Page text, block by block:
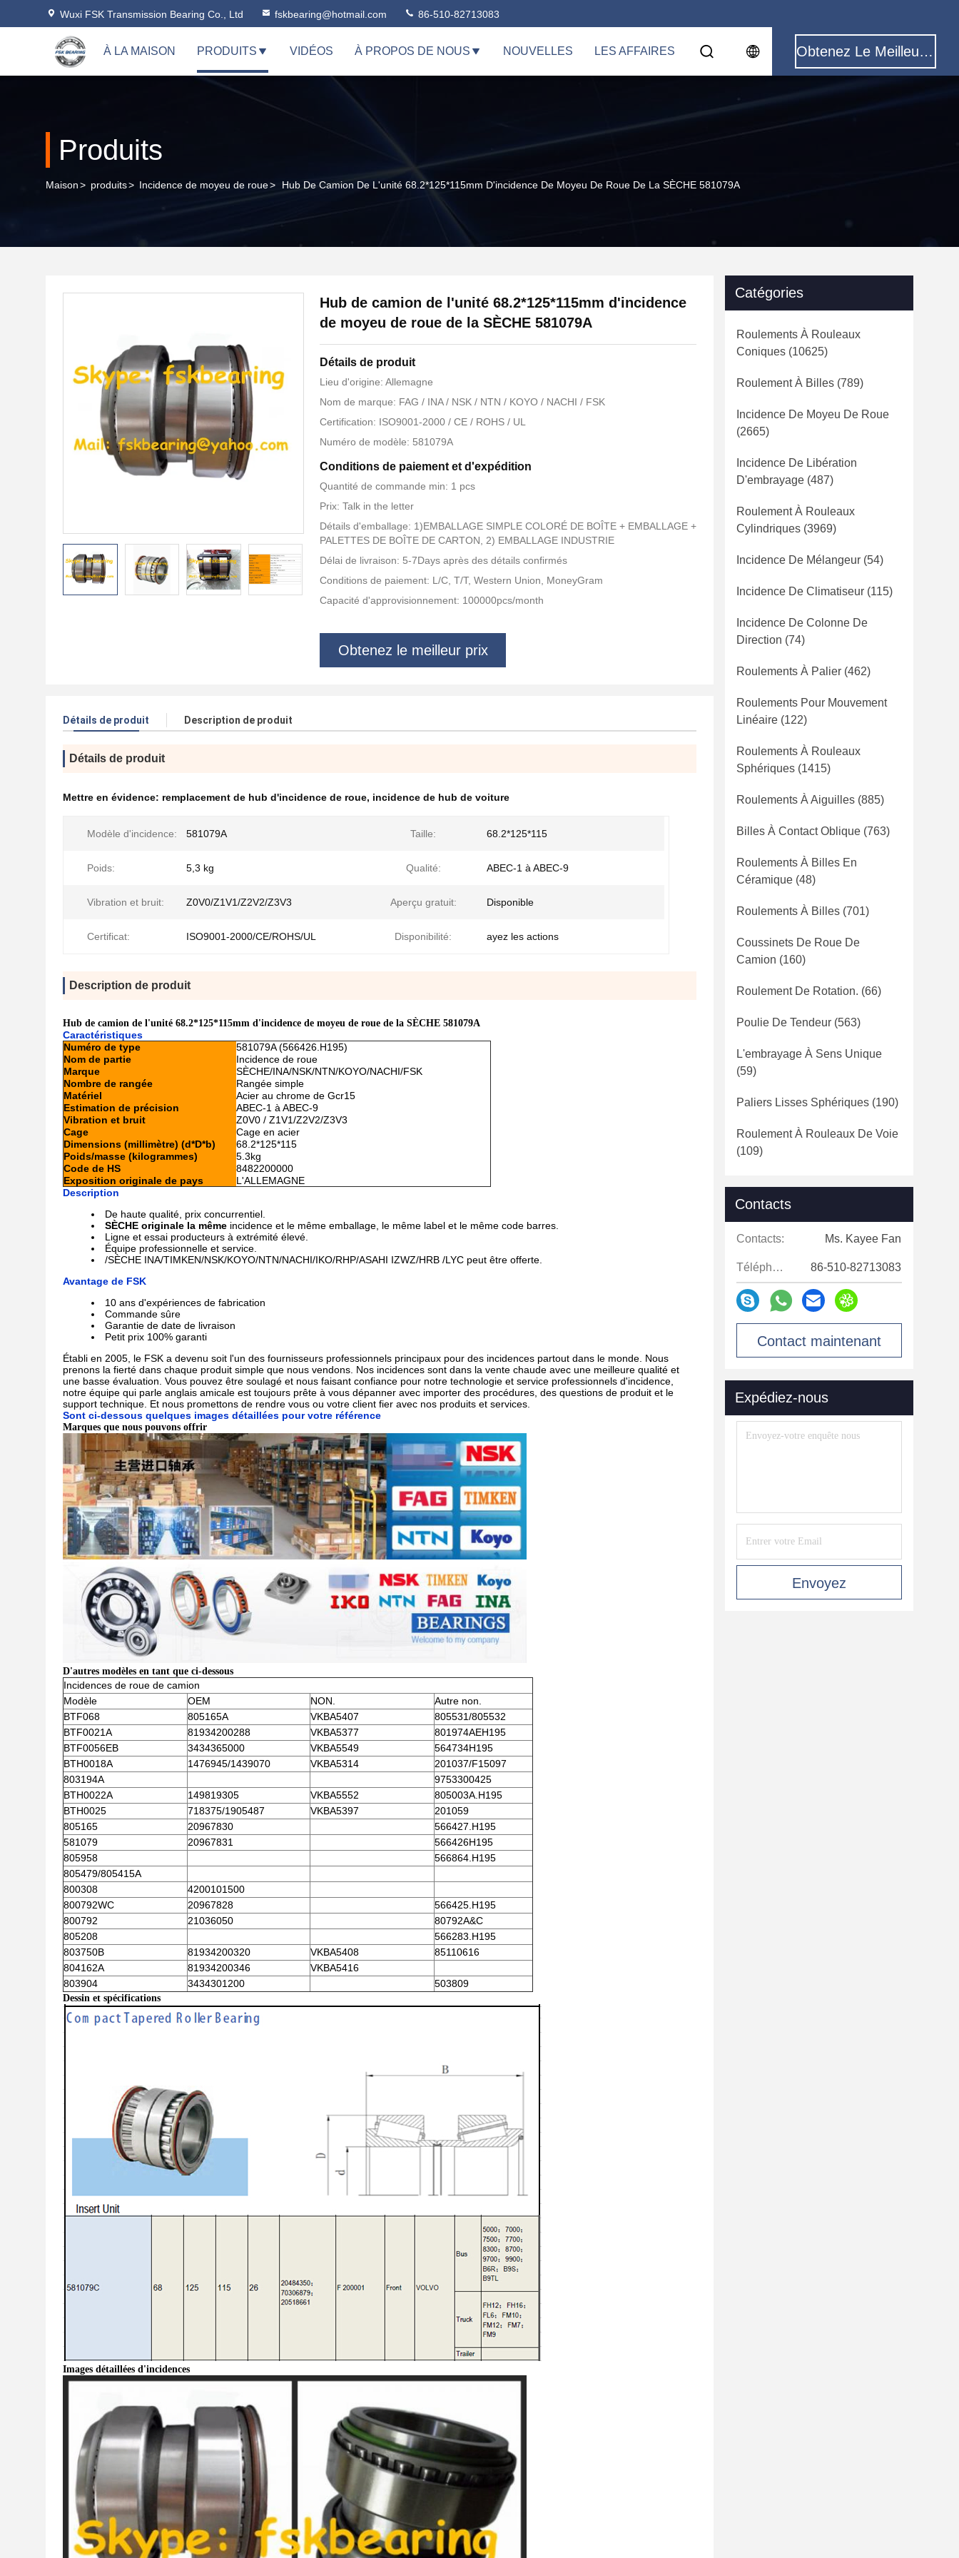
Wuxi FSK Transmission Bearing Co., Ltd fskbearing@hotmail.com 86-510-82713083
À LA MAISON PRODUITS VIDÉOS À PROPOS DE NOUS NOUVELLES LES AFFAIRES Obtenez Le Meilleur Prix
Produits
Maison> produits> Incidence de moyeu de roue> Hub De Camion De L'unité 68.2*125*115mm D'incidence De Moyeu De Roue De La SÈCHE 581079A
Hub de camion de l'unité 68.2*125*115mm d'incidence
de moyeu de roue de la SÈCHE 581079A
Détails de produit
Lieu d'origine: Allemagne
Nom de marque: FAG / INA / NSK / NTN / KOYO / NACHI / FSK
Certification: ISO9001-2000 / CE / ROHS / UL
Numéro de modèle: 581079A
Conditions de paiement et d'expédition
Quantité de commande min: 1 pcs
Prix: Talk in the letter
Détails d'emballage: 1)EMBALLAGE SIMPLE COLORÉ DE BOÎTE + EMBALLAGE +
PALETTES DE BOÎTE DE CARTON, 2) EMBALLAGE INDUSTRIE
Délai de livraison: 5-7Days après des détails confirmés
Conditions de paiement: L/C, T/T, Western Union, MoneyGram
Capacité d'approvisionnement: 100000pcs/month
Obtenez le meilleur prix
Détails de produit Description de produit
Détails de produit
Mettre en évidence: remplacement de hub d'incidence de roue, incidence de hub de voiture
Modèle d'incidence: 581079A Taille: 68.2*125*115
Poids: 5,3 kg Qualité: ABEC-1 à ABEC-9
Vibration et bruit: Z0V0/Z1V1/Z2V2/Z3V3 Aperçu gratuit: Disponible
Certificat: ISO9001-2000/CE/ROHS/UL Disponibilité: ayez les actions
Description de produit
Hub de camion de l'unité 68.2*125*115mm d'incidence de moyeu de roue de la SÈCHE 581079A
Caractéristiques
Numéro de type
581079A (566426.H195)
Nom de partie
Incidence de roue
Marque
SÈCHE/INA/NSK/NTN/KOYO/NACHI/FSK
Nombre de rangée
Rangée simple
Matériel
Acier au chrome de Gcr15
Estimation de précision
ABEC-1 à ABEC-9
Vibration et bruit
Z0V0 / Z1V1/Z2V2/Z3V3
Cage
Cage en acier
Dimensions (millimètre) (d*D*b)
68.2*125*115
Poids/masse (kilogrammes)
5.3kg
Code de HS
8482200000
Exposition originale de pays
L'ALLEMAGNE
Description
De haute qualité, prix concurrentiel.
SÈCHE originale la même incidence et le même emballage, le même label et le même code barres.
Ligne et essai producteurs à extrémité élevé.
Équipe professionnelle et service.
/SÈCHE INA/TIMKEN/NSK/KOYO/NTN/NACHI/IKO/RHP/ASAHI IZWZ/HRB /LYC peut être offerte.
Avantage de FSK
10 ans d'expériences de fabrication
Commande sûre
Garantie de date de livraison
Petit prix 100% garanti
Établi en 2005, le FSK a devenu soit l'un des fournisseurs professionnels principaux pour des incidences partout dans le monde. Nous
prenons la fierté dans chaque produit simple que nous vendons. Nos incidences sont dans la vente chaude avec une meilleure qualité et
une basse évaluation. Vous pouvez être soulagé et nous faisant confiance pour notre technologie et service professionnels d'incidence,
notre équipe qui parle anglais amicale est toujours prête à vous dépanner avec importer des procédures, des questions de produit et le
support technique. Et nous promettons de rendre vous ou votre client fier avec nos produits et services.
Sont ci-dessous quelques images détaillées pour votre référence
Marques que nous pouvons offrir
D'autres modèles en tant que ci-dessous
Incidences de roue de camion
Modèle
OEM NON.
Autre non.
BTF068
805165A VKBA5407
805531/805532
BTF0021A
81934200288 VKBA5377
801974AEH195
BTF0056EB
3434365000 VKBA5549
564734H195
BTH0018A
1476945/1439070 VKBA5314
201037/F15097
803194A
9753300425
BTH0022A
149819305 VKBA5552
805003A.H195
BTH0025
718375/1905487 VKBA5397
201059
805165
20967830
566427.H195
581079
20967831
566426H195
805958
566864.H195
805479/805415A
800308
4200101500
800792WC
20967828
566425.H195
800792
21036050
80792A&C
805208
566283.H195
803750B
81934200320 VKBA5408
85110616
804162A
81934200346
VKBA5416
803904
3434301200 503809
Dessin et spécifications
Images détaillées d'incidences
Catégories
Roulements À Rouleaux
Coniques (10625)
Roulement À Billes (789)
Incidence De Moyeu De Roue
(2665)
Incidence De Libération
D'embrayage (487)
Roulement À Rouleaux
Cylindriques (3969)
Incidence De Mélangeur (54)
Incidence De Climatiseur (115)
Incidence De Colonne De
Direction (74)
Roulements À Palier (462)
Roulements Pour Mouvement
Linéaire (122)
Roulements À Rouleaux
Sphériques (1415)
Roulements À Aiguilles (885)
Billes À Contact Oblique (763)
Roulements À Billes En
Céramique (48)
Roulements À Billes (701)
Coussinets De Roue De
Camion (160)
Roulement De Rotation. (66)
Poulie De Tendeur (563)
L'embrayage À Sens Unique
(59)
Paliers Lisses Sphériques (190)
Roulement À Rouleaux De Voie
(109)
Contacts
Contacts: Ms. Kayee Fan
Téléphone: 86-510-82713083
Contact maintenant
Expédiez-nous
Envoyez